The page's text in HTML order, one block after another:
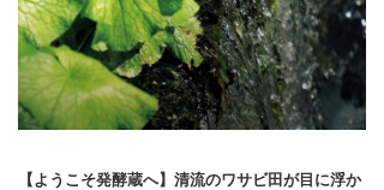
【ようこそ発酵蔵へ】清流のワサビ田が目に浮か